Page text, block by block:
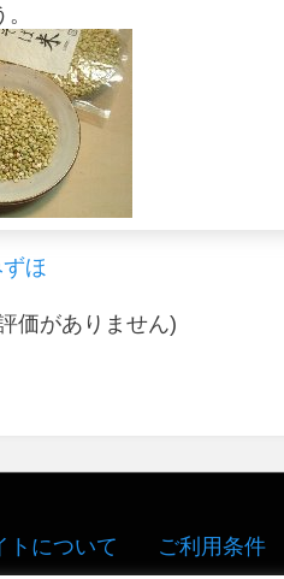
ほ
価がありません)
トについて ご利用条件